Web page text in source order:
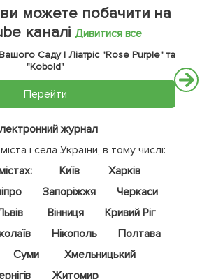
ви можете побачити на
каналі Дивитися все
Саду | Ліатріс "Rose Purple" та
"Kobold"
Перейти
журнал
і села України, в тому числі:
Київ
Харків
Запоріжжя
Черкаси
Вінниця
Кривий Ріг
Нікополь
Полтава
Суми
Хмельницький
Житомир